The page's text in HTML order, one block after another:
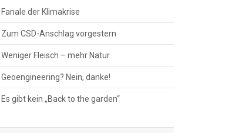
Fanale der Klimakrise
Zum CSD-Anschlag vorgestern
Weniger Fleisch – mehr Natur
Geoengineering? Nein, danke!
Es gibt kein „Back to the garden“